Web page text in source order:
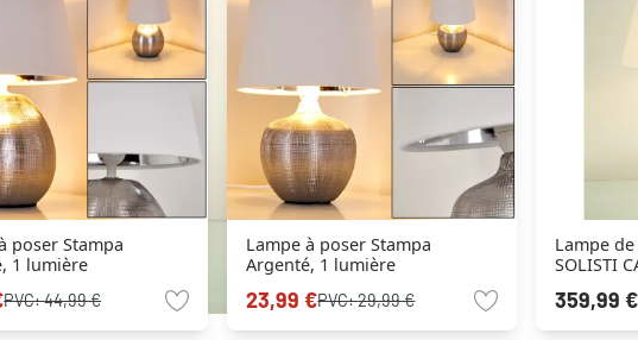
poser Stampa
1 lumière
PVC:44,99 €
Lampe à poser Stampa
Argenté, 1 lumière
23,99 €PVC:29,99 €
Lampe
SOLISTI
359,99 €